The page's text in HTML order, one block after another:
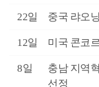
22일 중국 랴오
12일 미국 콘코
8일
충남 지역
선정